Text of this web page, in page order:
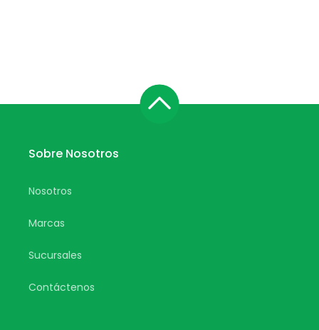
Sobre Nosotros
Nosotros
Marcas
Sucursales
Contáctenos